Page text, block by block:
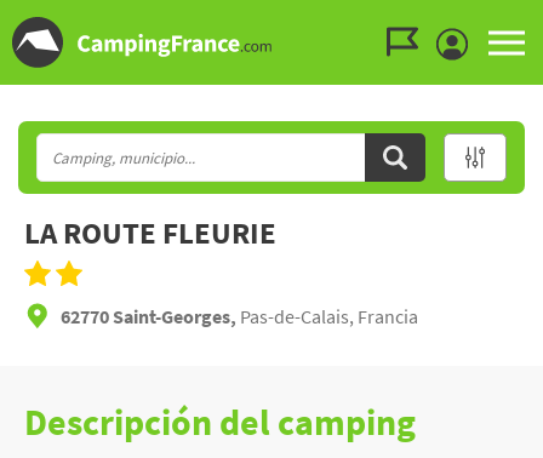
LA ROUTE FLEURIE
62770 Saint-Georges, Pas-de-Calais, Francia
Descripción del camping